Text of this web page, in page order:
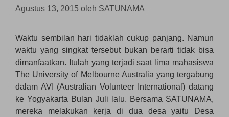
Agustus 13, 2015 oleh SATUNAMA
Waktu sembilan hari tidaklah cukup panjang. Namun
waktu yang singkat tersebut bukan berarti tidak bisa
dimanfaatkan. Itulah yang terjadi saat lima mahasiswa
The University of Melbourne Australia yang tergabung
dalam AVI (Australian Volunteer International) datang
ke Yogyakarta Bulan Juli lalu. Bersama SATUNAMA,
mereka melakukan kerja di dua desa yaitu Desa